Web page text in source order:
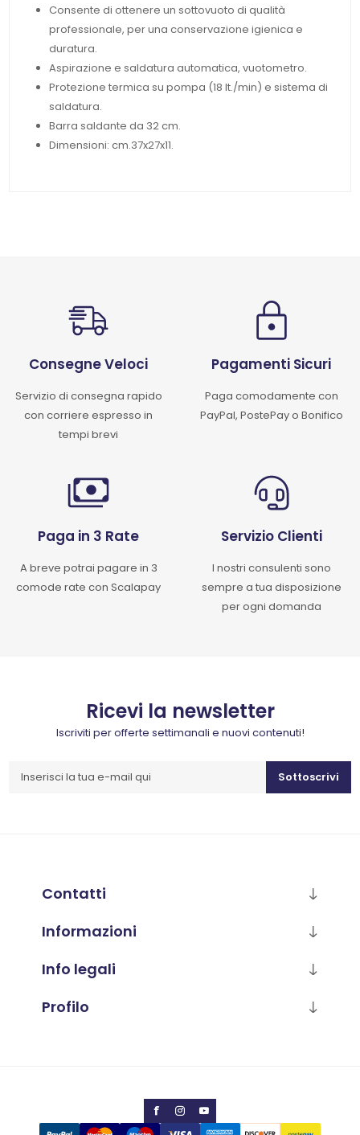
Consente di ottenere un sottovuoto di qualità
professionale, per una conservazione igienica e
duratura.
Aspirazione e saldatura automatica, vuotometro.
Protezione termica su pompa (18 lt./min) e sistema di
saldatura.
Barra saldante da 32 cm.
Dimensioni: cm.37x27x11.
Consegne Veloci
Servizio di consegna rapido
con corriere espresso in
tempi brevi
Pagamenti Sicuri
Paga comodamente con
PayPal, PostePay o Bonifico
Paga in 3 Rate
A breve potrai pagare in 3
comode rate con Scalapay
Servizio Clienti
I nostri consulenti sono
sempre a tua disposizione
per ogni domanda
Ricevi la newsletter
Iscriviti per offerte settimanali e nuovi contenuti!
Sottoscrivi
Contatti
Informazioni
Info legali
Profilo